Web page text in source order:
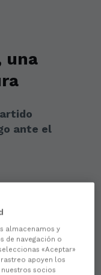
una
ante el
almacenamos y
de navegación o
«Aceptar»
apoyen los
socios